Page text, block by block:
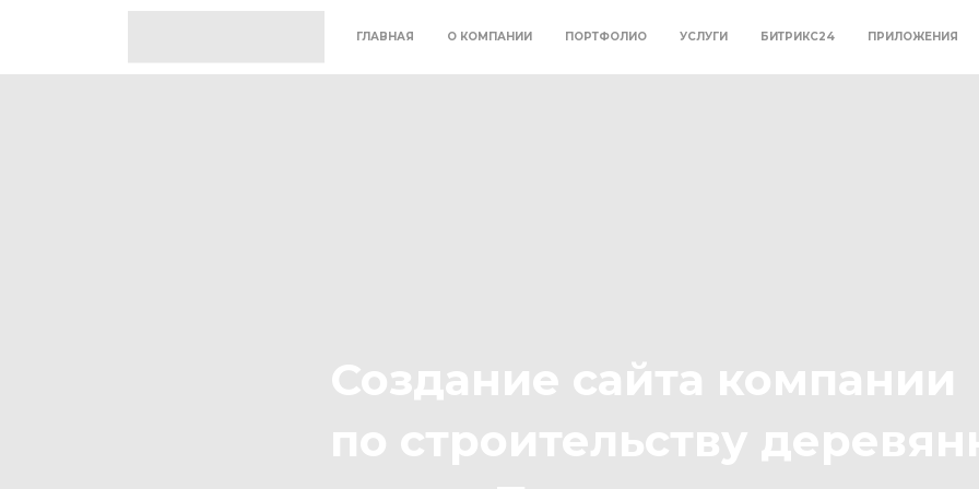
ГЛАВНАЯ О КОМПАНИИ ПОРТФОЛИО УСЛУГИ БИТРИКС24 ПРИЛОЖЕНИЯ
Создание сайта компании
по строительству